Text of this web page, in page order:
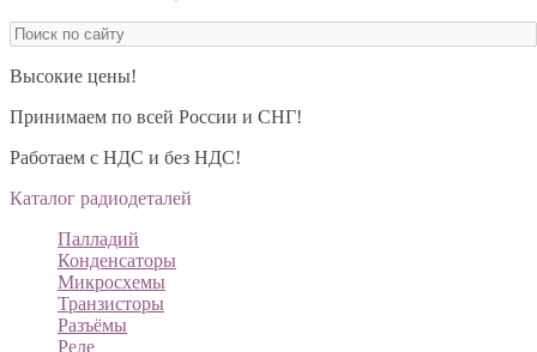
Высокие цены!
Принимаем по всей России и СНГ!
Работаем с НДС и без НДС!
Каталог радиодеталей
Палладий
Конденсаторы
Микросхемы
Транзисторы
Разъёмы
Реле